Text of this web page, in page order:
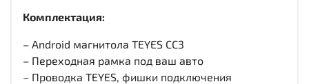
Комплектация:
– Android магнитола TEYES CC3
– Переходная рамка под ваш авто
– Проводка TEYES, фишки подключения